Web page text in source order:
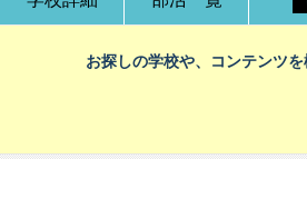
お探しの学校や、コンテンツを